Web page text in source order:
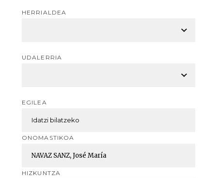
HERRIALDEA
UDALERRIA
EGILEA
ONOMASTIKOA
HIZKUNTZA